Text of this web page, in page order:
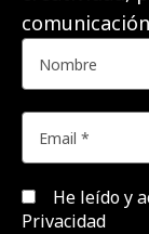
He leído y
Privacidad